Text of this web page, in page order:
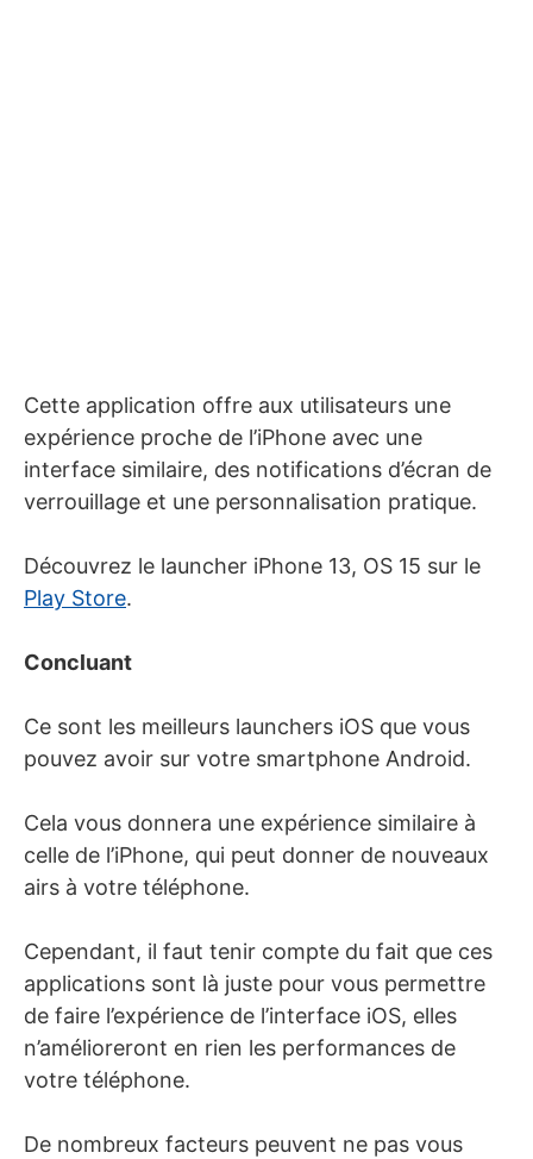
Cette application offre aux utilisateurs une
expérience proche de l’iPhone avec une
interface similaire, des notifications d’écran de
verrouillage et une personnalisation pratique.
Découvrez le launcher iPhone 13, OS 15 sur le
Play Store.
Concluant
Ce sont les meilleurs launchers iOS que vous
pouvez avoir sur votre smartphone Android.
Cela vous donnera une expérience similaire à
celle de l’iPhone, qui peut donner de nouveaux
airs à votre téléphone.
Cependant, il faut tenir compte du fait que ces
applications sont là juste pour vous permettre
de faire l’expérience de l’interface iOS, elles
n’amélioreront en rien les performances de
votre téléphone.
De nombreux facteurs peuvent ne pas vous